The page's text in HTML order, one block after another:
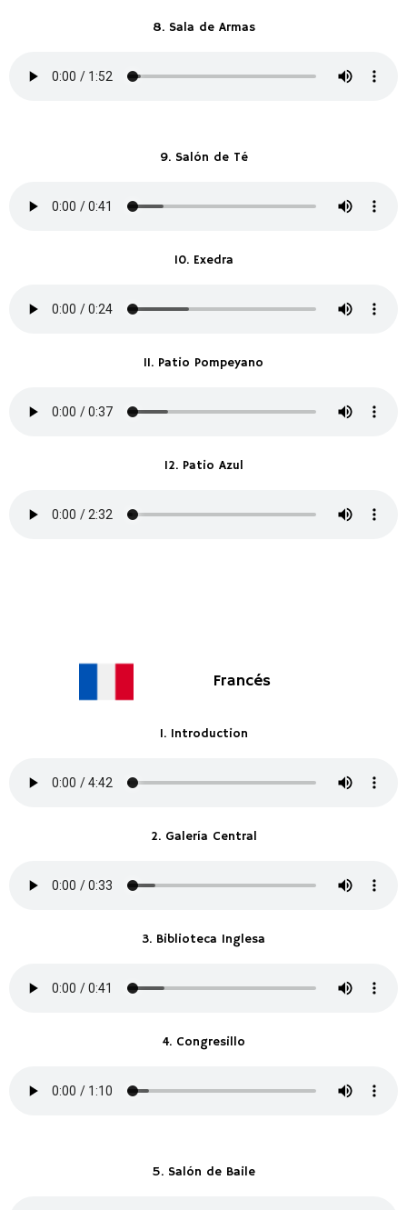
8. Sala de Armas
9. Salón de Té
10. Exedra
11. Patio Pompeyano
12. Patio Azul
Francés
1. Introduction
2. Galería Central
3. Biblioteca Inglesa
4. Congresillo
5. Salón de Baile